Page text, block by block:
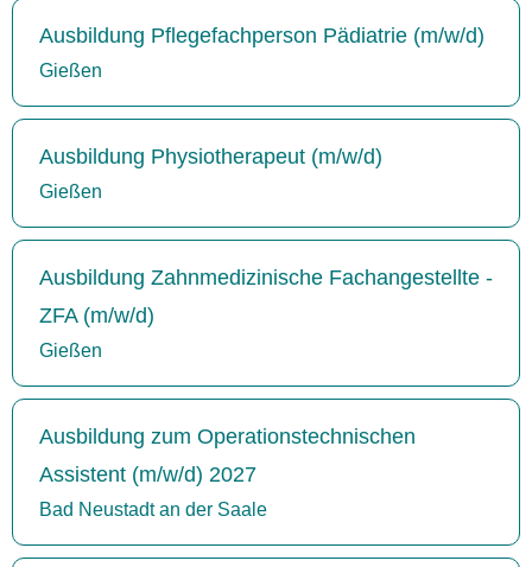
Ausbildung Pflegefachperson Pädiatrie (m/w/d)
Gießen
Ausbildung Physiotherapeut (m/w/d)
Gießen
Ausbildung Zahnmedizinische Fachangestellte -
ZFA (m/w/d)
Gießen
Ausbildung zum Operationstechnischen
Assistent (m/w/d) 2027
Bad Neustadt an der Saale